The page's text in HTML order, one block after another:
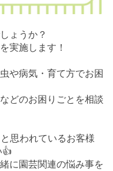
ょうか？
実施します！
や病気・育て方でお困
どのお困りごとを相談
思われているお客様
👍
に園芸関連の悩み事を